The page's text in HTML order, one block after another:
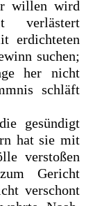
willen wird
verlästert
erdichteten
suchen;
her nicht
schläft
gesündigt
hat sie mit
verstoßen
Gericht
verschont